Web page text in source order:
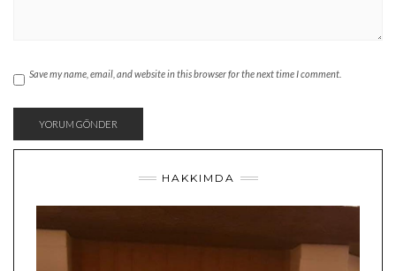
Save my name, email, and website in this browser for the next time I comment.
HAKKIMDA